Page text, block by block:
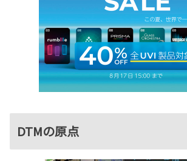
DTMの原点